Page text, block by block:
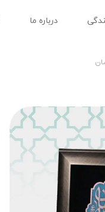
ملزومات نماز
درباره ما